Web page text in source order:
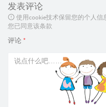
发表评论
使用cookie技术保留您的个人
您已同意该条款
评论 *